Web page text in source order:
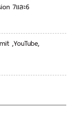
7และ6
,YouTube,